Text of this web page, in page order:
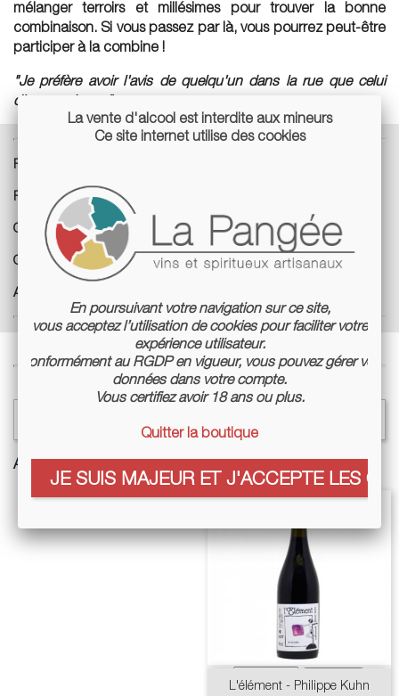
mélanger terroirs et millésimes pour trouver la bonne
combinaison. Si vous passez par là, vous pourrez peut-être
participer à la combine !
"Je préfère avoir l'avis de quelqu'un dans la rue que celui
d'un œnologue"
Pays : France
Région :Sud-Ouest
Cépages :Cabernet Franc, Chasselas, Gamay, Chasan
Cuves : Cuves fibres, Tonneaux
Agriculture :
Affichage 1-1 de 1 article(s)
L'élément - Philippe Kuhn
La vente d'alcool est interdite aux mineurs
Ce site internet utilise des cookies
En poursuivant votre navigation sur ce site,
vous acceptez l’utilisation de cookies pour faciliter votre
expérience utilisateur.
Conformément au RGDP en vigueur, vous pouvez gérer vos
données dans votre compte.
Vous certifiez avoir 18 ans ou plus.
Quitter la boutique
JE SUIS MAJEUR ET J'ACCEPTE LES